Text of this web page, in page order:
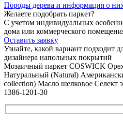
Породы дерева и информация о
Желаете подобрать паркет?
С учетом индивидуальных
дома или коммерческого
Оставить заявку
Узнайте, какой вариант подходит
дизайнера напольных покрытий
Мозаичный паркет COSWICK
Натуральный (Natural)
collection) Масло шелковое Селект
1386-1201-30